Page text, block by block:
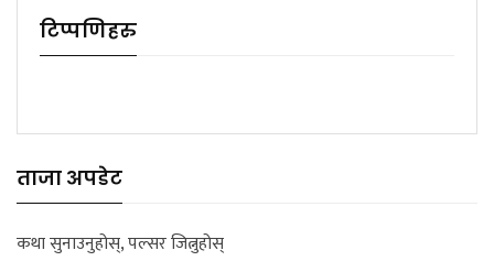
टिप्पणिहरु
ताजा अपडेट
कथा सुनाउनुहोस्, पल्सर जित्नुहोस्